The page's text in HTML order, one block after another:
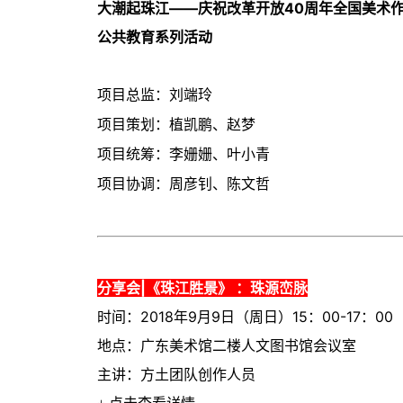
大潮起珠江——庆祝改革开放40周年全国美术作
公共教育系列活动
项目总监：刘端玲
项目策划：植凯鹏、赵梦
项目统筹：李姗姗、叶小青
项目协调：周彦钊、陈文哲
分享会|《珠江胜景》 ：珠源峦脉
时间： 2018年9月9日（周日） 15：00-17：00
地点：广东美术馆二楼人文图书馆会议室
主讲：方土团队创作人员